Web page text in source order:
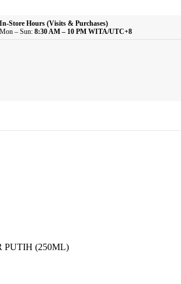
In-Store Hours (Visits & Purchases)
Mon – Sun: 8:30 AM – 10 PM WITA/UTC+8
PUTIH (250ML)